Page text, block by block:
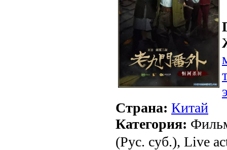
Страна: Китай
Категория:
(Рус. суб.), Live